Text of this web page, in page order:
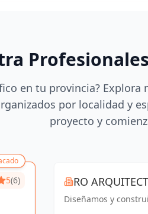
en tu provincia?
por localidad y
proyecto y
5(6) RO
Diseñamos y